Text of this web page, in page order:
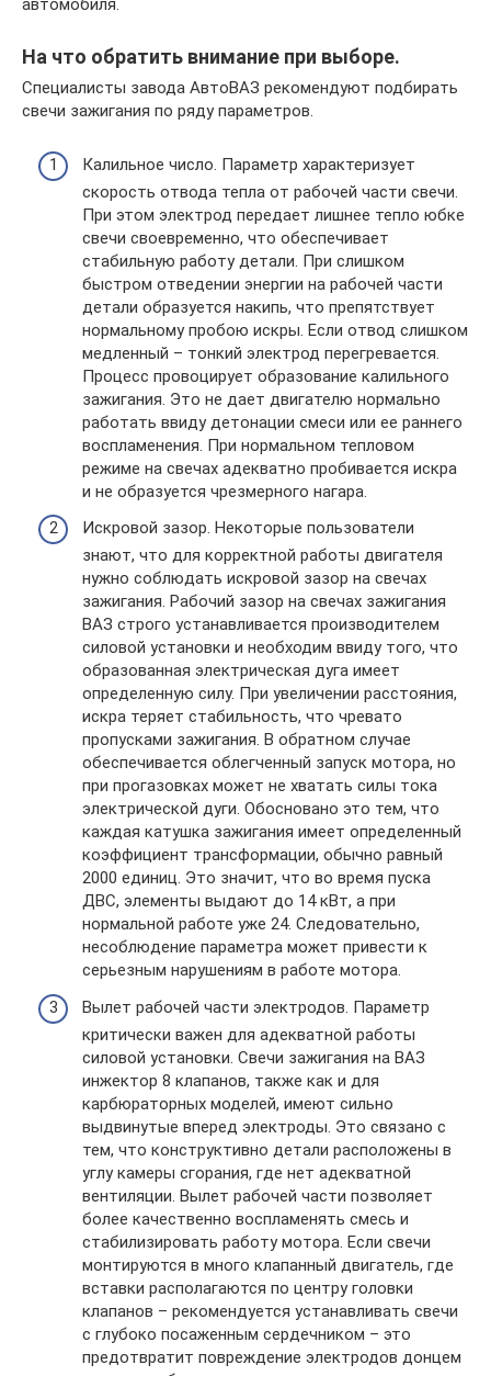
автомобиля.
На что обратить внимание при выборе.
Специалисты завода АвтоВАЗ рекомендуют подбирать
свечи зажигания по ряду параметров.
Калильное число. Параметр характеризует
скорость отвода тепла от рабочей части свечи.
При этом электрод передает лишнее тепло юбке
свечи своевременно, что обеспечивает
стабильную работу детали. При слишком
быстром отведении энергии на рабочей части
детали образуется накипь, что препятствует
нормальному пробою искры. Если отвод слишком
медленный – тонкий электрод перегревается.
Процесс провоцирует образование калильного
зажигания. Это не дает двигателю нормально
работать ввиду детонации смеси или ее раннего
воспламенения. При нормальном тепловом
режиме на свечах адекватно пробивается искра
и не образуется чрезмерного нагара.
Искровой зазор. Некоторые пользователи
знают, что для корректной работы двигателя
нужно соблюдать искровой зазор на свечах
зажигания. Рабочий зазор на свечах зажигания
ВАЗ строго устанавливается производителем
силовой установки и необходим ввиду того, что
образованная электрическая дуга имеет
определенную силу. При увеличении расстояния,
искра теряет стабильность, что чревато
пропусками зажигания. В обратном случае
обеспечивается облегченный запуск мотора, но
при прогазовках может не хватать силы тока
электрической дуги. Обосновано это тем, что
каждая катушка зажигания имеет определенный
коэффициент трансформации, обычно равный
2000 единиц. Это значит, что во время пуска
ДВС, элементы выдают до 14 кВт, а при
нормальной работе уже 24. Следовательно,
несоблюдение параметра может привести к
серьезным нарушениям в работе мотора.
Вылет рабочей части электродов. Параметр
критически важен для адекватной работы
силовой установки. Свечи зажигания на ВАЗ
инжектор 8 клапанов, также как и для
карбюраторных моделей, имеют сильно
выдвинутые вперед электроды. Это связано с
тем, что конструктивно детали расположены в
углу камеры сгорания, где нет адекватной
вентиляции. Вылет рабочей части позволяет
более качественно воспламенять смесь и
стабилизировать работу мотора. Если свечи
монтируются в много клапанный двигатель, где
вставки располагаются по центру головки
клапанов – рекомендуется устанавливать свечи
с глубоко посаженным сердечником – это
предотвратит повреждение электродов донцем